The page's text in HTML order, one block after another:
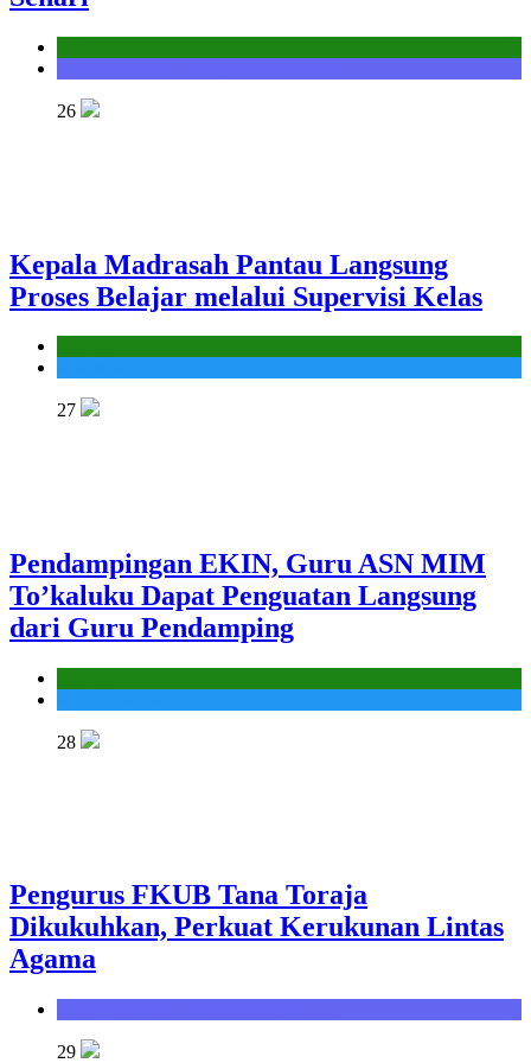
26
Kepala Madrasah Pantau Langsung
Proses Belajar melalui Supervisi Kelas
27
Pendampingan EKIN, Guru ASN MIM
To’kaluku Dapat Penguatan Langsung
dari Guru Pendamping
28
Pengurus FKUB Tana Toraja
Dikukuhkan, Perkuat Kerukunan Lintas
Agama
29